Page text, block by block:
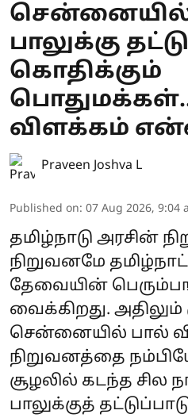
பாலுக்கு
கொதிக்கும்
விளக்கம்
Praveen Joshva L
Published on: 07 Aug 2026, 9:04
தமிழ்நாடு அரசின்
நிறுவனமே
தேவையின்
வைக்கிறது. அதிலும்
சென்னையில் பால்
நிறுவனத்தை
சூழலில் கடந்த சில
பாலுக்குத்